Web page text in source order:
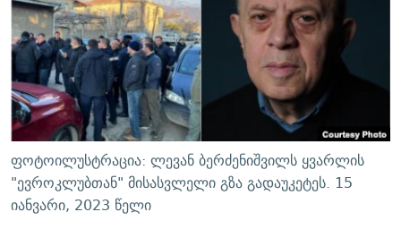
ᲛᲝᲚᲐᲞᲐᲠᲐᲙᲔ ᲢᲔᲥᲡᲢᲔᲑᲘ
ᲨᲘᲜ - ᲣᲪᲮᲝᲔᲗᲨᲘ
ᲚᲘᲢᲔᲠᲐᲢᲣᲠᲣᲚᲘ ᲬᲐᲮᲜᲐᲒᲔᲑᲘ
ᲐᲛᲔᲠᲘᲙᲣᲚᲘ ᲛᲝᲗᲮᲠᲝᲑᲐ
ᲘᲛᲞᲔᲠᲘᲐ ᲓᲐ ᲠᲐᲓᲘᲝ
ᲩᲔᲛᲘ ᲡᲘᲙᲕᲓᲘᲚᲘᲡ ᲛᲘᲖᲔᲖᲘᲐ COVID-19
11 ᲬᲔᲚᲘ - 11 ᲐᲛᲑᲐᲕᲘ
ᲡᲐᲞᲐᲠᲚᲐᲛᲔᲜᲢᲝ ᲐᲠᲩᲔᲕᲜᲔᲑᲘᲡ ᲘᲡᲢᲝᲠᲘᲐ
ᲑᲐᲕᲨᲕᲔᲑᲘ ᲞᲠᲝᲡᲢᲘᲢᲣᲪᲘᲐᲨᲘ - ᲐᲛᲝᲣᲗᲥᲛᲔᲚᲘ ᲐᲛᲑᲐᲕᲘ
5 ᲐᲛᲑᲐᲕᲘ - 20 ᲘᲕᲜᲘᲡᲡ ᲓᲐᲨᲐᲕᲔᲑᲣᲚᲔᲑᲘ
ᲐᲒᲕᲘᲡᲢᲝᲡ ᲝᲛᲘ
ПРИВЕТ ᲙᲣᲚᲢᲣᲠᲐ
ᲒᲐᲛᲝᲘᲬᲔᲠᲔ
რთე/რთ-ის ყველა საიტი
ფოტოილუსტრაცია: ლევან ბერძენიშვილს ყვარლის
"ევროკლუბთან" მისასვლელი გზა გადაუკეტეს. 15
იანვარი, 2023 წელი